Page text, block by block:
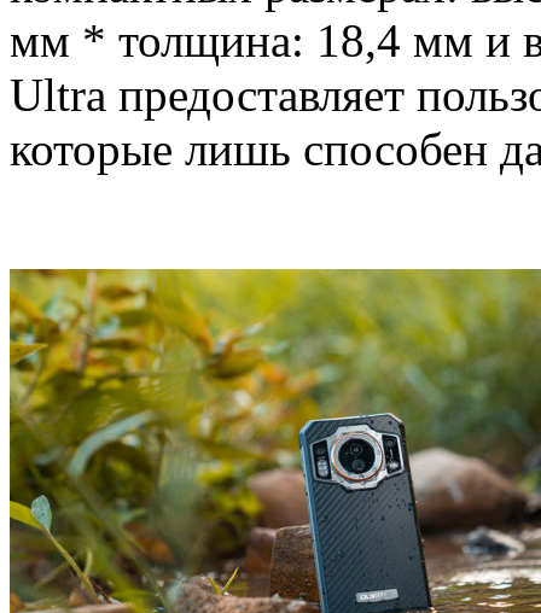
мм * толщина: 18,4 мм и
Ultra предоставляет
которые лишь способен